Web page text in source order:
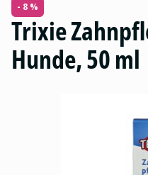
- 8 %
Trixie
Hunde, 50 ml